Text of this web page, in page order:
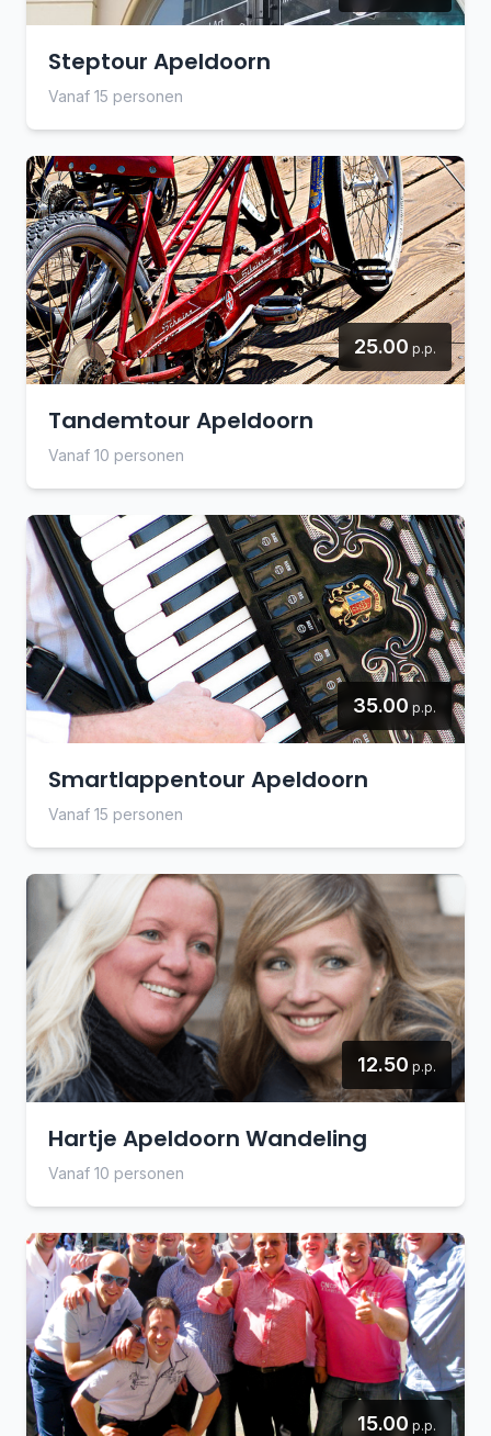
Steptour Apeldoorn
Vanaf 15 personen
25.00 p.p.
Tandemtour Apeldoorn
Vanaf 10 personen
35.00 p.p.
Smartlappentour Apeldoorn
Vanaf 15 personen
12.50 p.p.
Hartje Apeldoorn Wandeling
Vanaf 10 personen
15.00 p.p.